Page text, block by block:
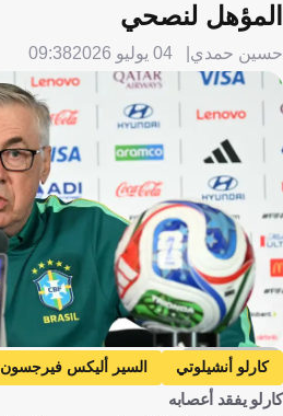
المؤهل لنصحي
حسين حمدي 04 يوليو 2026 09:38
Getty Images
كارلو أنشيلوتي السير أليكس فيرجسون
النرويج
كارلو يفقد أعصابه